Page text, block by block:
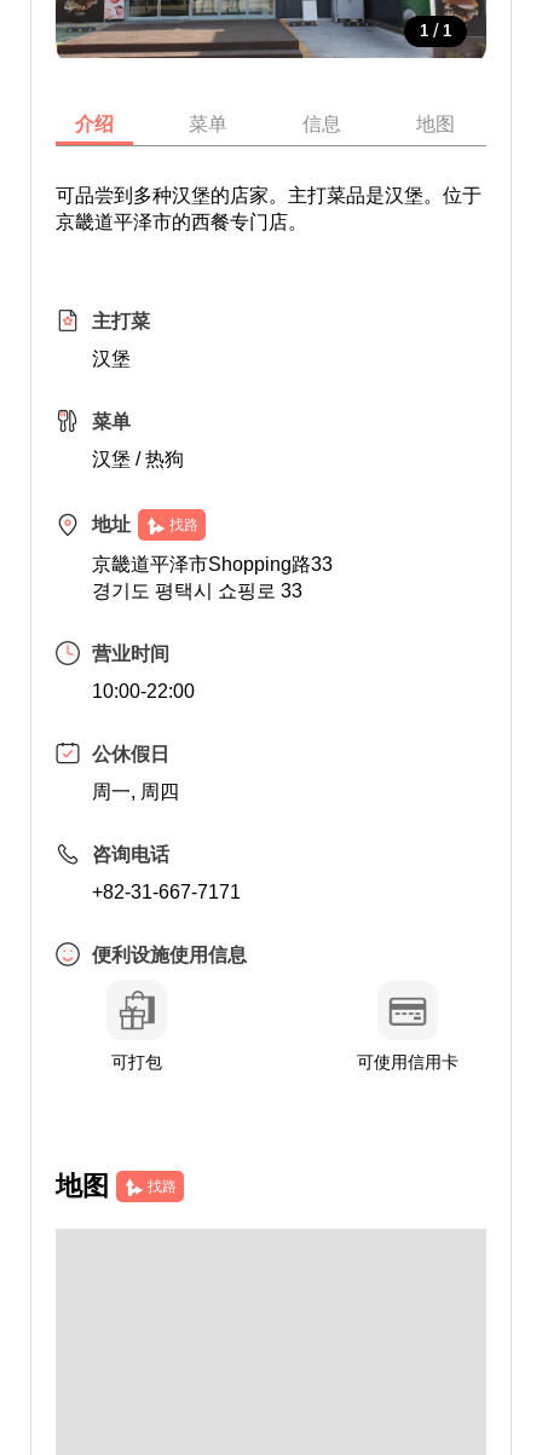
1 / 1
介绍 菜单 信息 地图
可品尝到多种汉堡的店家。主打菜品是汉堡。位于
京畿道平泽市的西餐专门店。
主打菜
汉堡
菜单
汉堡 / 热狗
地址 找路
京畿道平泽市Shopping路33
경기도 평택시 쇼핑로 33
营业时间
10:00-22:00
公休假日
周一, 周四
咨询电话
+82-31-667-7171
便利设施使用信息
可打包 可使用信用卡
地图 找路